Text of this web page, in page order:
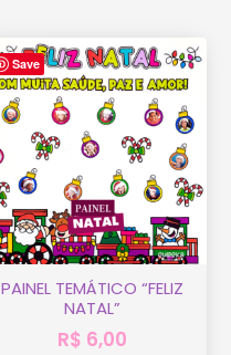
Save
PAINEL TEMÁTICO “FELIZ
NATAL”
R$ 6,00